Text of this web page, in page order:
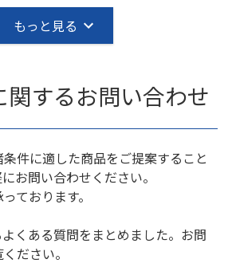
もっと見る
関するお問い合わせ
件に適した商品をご提案すること
お問い合わせください。
ております。
くある質問をまとめました。お問
ださい。